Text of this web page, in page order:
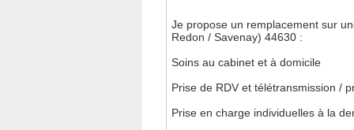
Je propose un remplacement sur
Redon / Savenay) 44630 :
Soins au cabinet et à domicile
Prise de RDV et télétransmission /
Prise en charge individuelles à la